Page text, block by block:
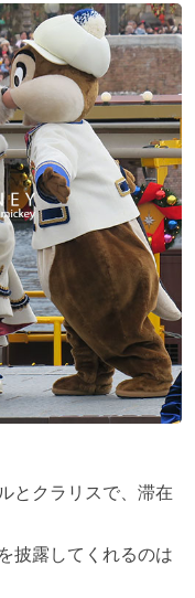
とクラリスで、滞在
披露してくれるのは